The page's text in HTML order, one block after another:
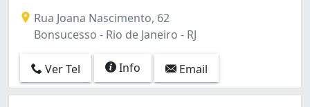
Rua Joana Nascimento, 62
Bonsucesso - Rio de Janeiro - RJ
Ver Tel Info Email